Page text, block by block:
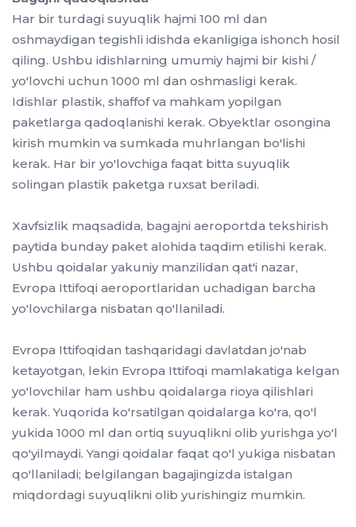
Har bir turdagi suyuqlik hajmi 100 ml dan
oshmaydigan tegishli idishda ekanligiga ishonch hosil
qiling. Ushbu idishlarning umumiy hajmi bir kishi /
yo'lovchi uchun 1000 ml dan oshmasligi kerak.
Idishlar plastik, shaffof va mahkam yopilgan
paketlarga qadoqlanishi kerak. Obyektlar osongina
kirish mumkin va sumkada muhrlangan bo'lishi
kerak. Har bir yo'lovchiga faqat bitta suyuqlik
solingan plastik paketga ruxsat beriladi.
Xavfsizlik maqsadida, bagajni aeroportda tekshirish
paytida bunday paket alohida taqdim etilishi kerak.
Ushbu qoidalar yakuniy manzilidan qat'i nazar,
Evropa Ittifoqi aeroportlaridan uchadigan barcha
yo'lovchilarga nisbatan qo'llaniladi.
Evropa Ittifoqidan tashqaridagi davlatdan jo'nab
ketayotgan, lekin Evropa Ittifoqi mamlakatiga kelgan
yo'lovchilar ham ushbu qoidalarga rioya qilishlari
kerak. Yuqorida ko'rsatilgan qoidalarga ko'ra, qo'l
yukida 1000 ml dan ortiq suyuqlikni olib yurishga yo'l
qo'yilmaydi. Yangi qoidalar faqat qo'l yukiga nisbatan
qo'llaniladi; belgilangan bagajingizda istalgan
miqdordagi suyuqlikni olib yurishingiz mumkin.